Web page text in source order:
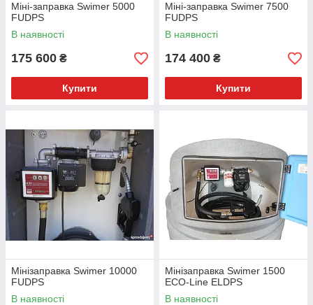
Міні-заправка Swimer 5000
FUDPS
В наявності
175 600 ₴
Купити
Міні-заправка Swimer 7500
FUDPS
В наявності
174 400 ₴
Купити
Мінізаправка Swimer 10000
FUDPS
В наявності
Мінізаправка Swimer 1500
ECO-Line ELDPS
В наявності